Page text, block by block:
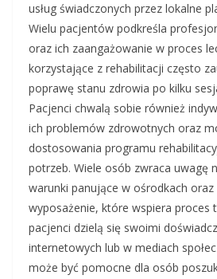
usług świadczonych przez lokalne
Wielu pacjentów podkreśla
oraz ich zaangażowanie w proces
korzystające z rehabilitacji często
poprawę stanu zdrowia po kilku
Pacjenci chwalą sobie również
ich problemów zdrowotnych oraz
dostosowania programu
potrzeb. Wiele osób zwraca uwagę
warunki panujące w ośrodkach
wyposażenie, które wspiera proces
pacjenci dzielą się swoimi
internetowych lub w mediach
może być pomocne dla osób